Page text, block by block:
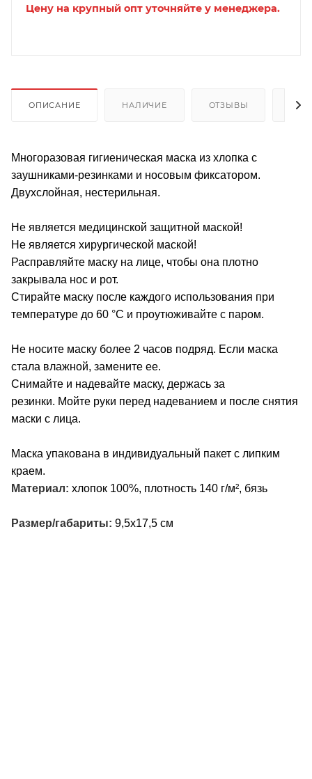
Цену на крупный опт уточняйте у менеджера.
ОПИСАНИЕ НАЛИЧИЕ ОТЗЫВЫ
Многоразовая гигиеническая маска из хлопка с
заушниками-резинками и носовым фиксатором.
Двухслойная, нестерильная.
Не является медицинской защитной маской!
Не является хирургической маской!
Расправляйте маску на лице, чтобы она плотно
закрывала нос и рот.
Стирайте маску после каждого использования при
температуре до 60 °C и проутюживайте с паром.
Не носите маску более 2 часов подряд. Если маска
стала влажной, замените ее.
Снимайте и надевайте маску, держась за
резинки. Мойте руки перед надеванием и после снятия
маски с лица.
Маска упакована в индивидуальный пакет с липким
краем.
Материал: хлопок 100%, плотность 140 г/м², бязь
Размер/габариты: 9,5х17,5 см